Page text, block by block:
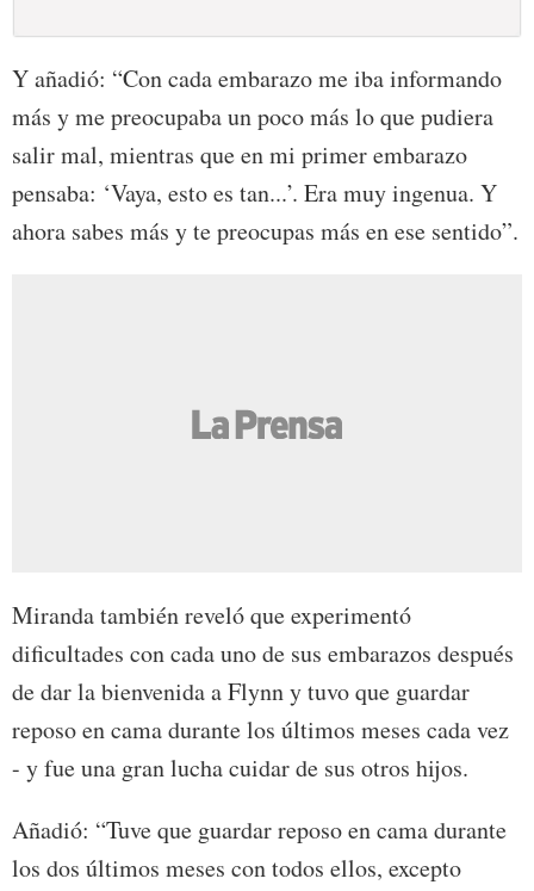
Y añadió: “Con cada embarazo me iba informando
más y me preocupaba un poco más lo que pudiera
salir mal, mientras que en mi primer embarazo
pensaba: ‘Vaya, esto es tan...’. Era muy ingenua. Y
ahora sabes más y te preocupas más en ese sentido”.
Miranda también reveló que experimentó
dificultades con cada uno de sus embarazos después
de dar la bienvenida a Flynn y tuvo que guardar
reposo en cama durante los últimos meses cada vez
- y fue una gran lucha cuidar de sus otros hijos.
Añadió: “Tuve que guardar reposo en cama durante
los dos últimos meses con todos ellos, excepto